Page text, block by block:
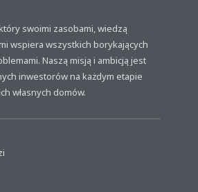
swoimi zasobami, wiedzą
wspiera wszystkich borykających
Naszą misją i ambicją jest
inwestorów na każdym etapie
własnych domów.